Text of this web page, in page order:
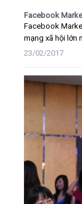
Facebook
Facebook
mạng xã hội lớn
23/02/2017